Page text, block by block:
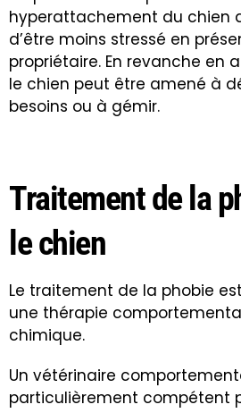
hyperattachement du chien
d’être moins stressé en
propriétaire. En revanche en
le chien peut être amené à
besoins ou à gémir.
Traitement de la
le chien
Le traitement de la phobie
une thérapie
chimique.
Un vétérinaire
particulièrement compétent